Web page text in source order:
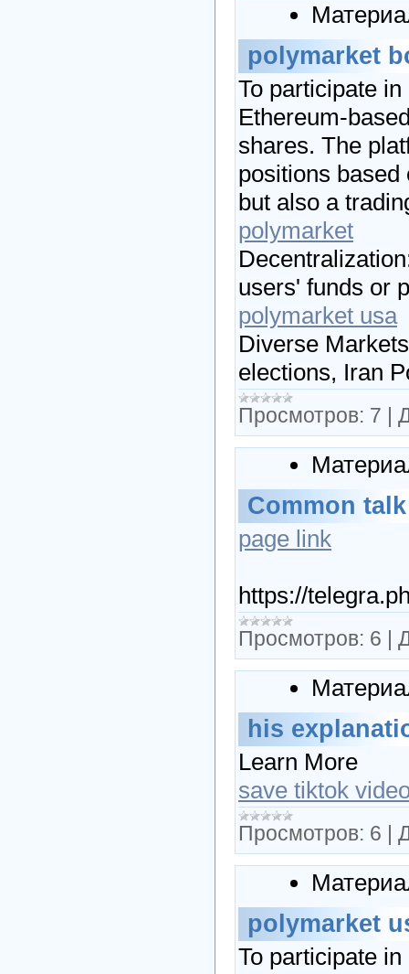
polymarket
To participate
Ethereum-
shares. The
positions
but also a
polymarket
users' funds or
polymarket usa
Diverse
elections, Iran
Просмотров: 7 |
Common talk
page link
https://
Просмотров: 6 |
his
Learn More
save tiktok
Просмотров: 6 |
polymarket
To participate